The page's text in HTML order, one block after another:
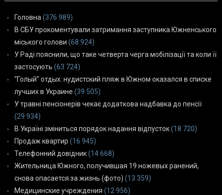
Головна (376 989)
В СБУ прокоментували затримання заступника Южненського
міського голови (68 924)
У Раді пояснили, що таке четверта черга мобілізації та коли її
застосують (63 724)
“Голый” отдых: нудистский пляж в Южном оказался в списке
лучших в Украине (39 505)
У травні пенсіонерів чекає додаткова надбавка до пенсії
(29 934)
В Україні зміниться порядок надання відпусток(18 720)
Продаж квартир (16 945)
Телефонний довідник(14 668)
Жительница Южного, получившая 19 ножевых ранений,
снова опасается за жизнь (фото) (13 359)
Медицинские учреждения (12 956)